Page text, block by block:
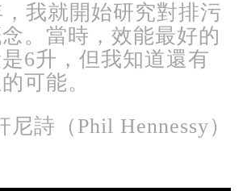
我就開始研究對排污
。當時，效能最好的
6升，但我知道還有
可能。
詩（Phil Hennessy）